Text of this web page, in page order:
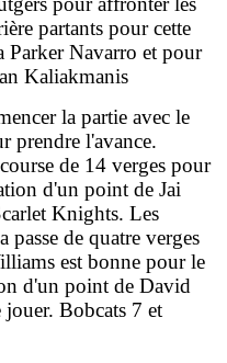
partants pour cette
Parker Navarro et pour
Kaliakmanis
la partie avec le
prendre l'avance.
de 14 verges pour
d'un point de Jai
Knights. Les
de quatre verges
est bonne pour le
d'un point de David
Bobcats 7 et